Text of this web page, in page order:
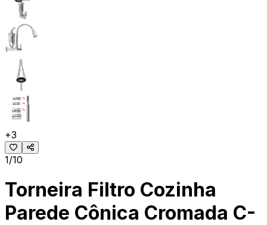
+3
1/10
Torneira Filtro Cozinha
Parede Cônica Cromada C-